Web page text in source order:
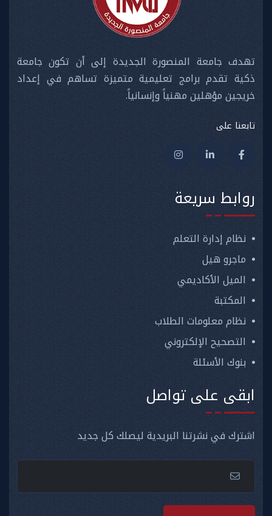
تهدف جامعة المنصورة الجديدة إلى أن تكون جامعة
ذكية تقدم برامج تعليمية متميزة تساهم في إعداد
خريجين مؤهلين مهنياً وإنسانياً.
تابعنا على
روابط سريعة
نظام إدارة التعلم
ماجرو هيل
الميل الأكاديمي
المكتبة
نظام معلومات الطلاب
التصحيح الإلكتروني
بنوك الأسئلة
ابقى على تواصل
اشترك في نشرتنا البريدية ليصلك كل جديد